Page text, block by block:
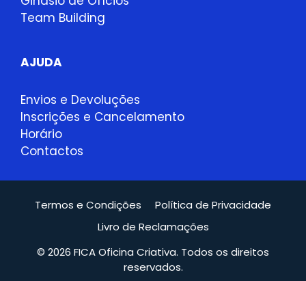
Team Building
AJUDA
Envios e Devoluções
Inscrições e Cancelamento
Horário
Contactos
Termos e Condições
Política de Privacidade
Livro de Reclamações
© 2026 FICA Oficina Criativa. Todos os direitos
reservados.